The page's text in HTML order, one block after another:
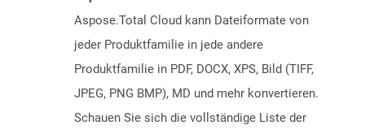
Aspose.Total Cloud kann Dateiformate von
jeder Produktfamilie in jede andere
Produktfamilie in PDF, DOCX, XPS, Bild (TIFF,
JPEG, PNG BMP), MD und mehr konvertieren.
Schauen Sie sich die vollständige Liste der